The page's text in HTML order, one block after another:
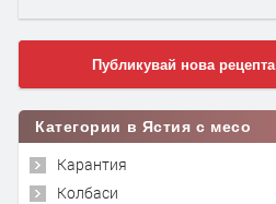
Публикувай нова рецепта
Категории в Ястия с месо
Карантия
Колбаси